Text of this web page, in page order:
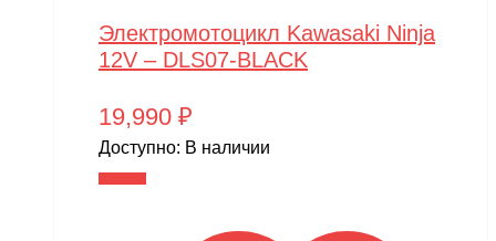
Электромотоцикл Kawasaki Ninja
12V – DLS07-BLACK
19,990 ₽
Доступно: В наличии